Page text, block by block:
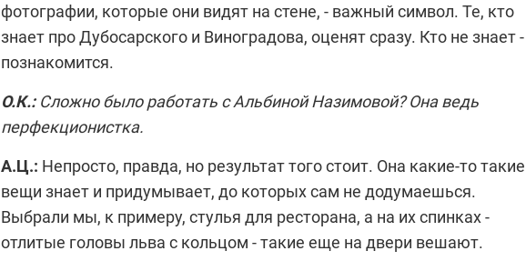
фотографии, которые они видят на стене, - важный символ. Те, кто
знает про Дубосарского и Виноградова, оценят сразу. Кто не знает -
познакомится.
О.К.:Сложно было работать сАльбиной Назимовой? Она ведь
перфекционистка.
А.Ц.: Непросто, правда, но результат того стоит. Она какие-то такие
вещи знает и придумывает, до которых сам не додумаешься.
Выбрали мы, к примеру, стулья для ресторана, а на их спинках -
отлитые головы льва с кольцом - такие еще на двери вешают.